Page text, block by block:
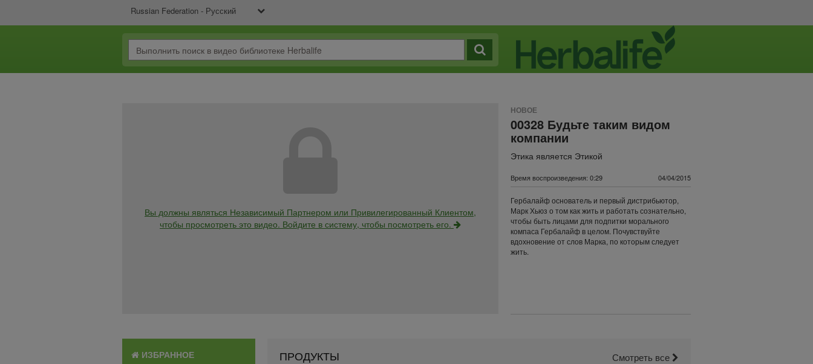
Russian Federation - Русский
Вы должны являться Независимый Партнером или Привилегированный Клиентом,
чтобы просмотреть это видео. Войдите в систему, чтобы посмотреть его.
НОВОЕ
00328 Будьте таким видом
компании
Этика является Этикой
Время воспроизведения: 0:29 04/04/2015
Гербалайф основатель и первый дистрибьютор,
Марк Хьюз о том как жить и работать сознательно,
чтобы быть лицами для подпитки морального
компаса Гербалайф в целом. Почувствуйте
вдохновение от слов Марка, по которым следует
жить.
ИЗБРАННОЕ ПРОДУКТЫ Смотреть все